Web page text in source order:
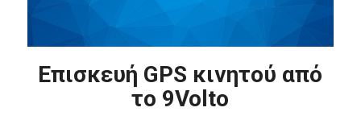
Επισκευή GPS κινητού από
το 9Volto